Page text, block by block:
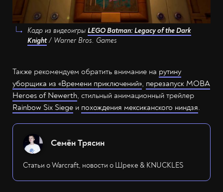
Кадр из видеоигры LEGO Batman: Legacy of the Dark
Knight/ Warner Bros. Games
Также рекомендуем обратить внимание на рутину
уборщика из «Времени приключений», перезапуск MOBA
Heroes of Newerth, стильный анимационный трейлер
Rainbow Six Siege и похождения мексиканского ниндзя.
Семён Трясин
Статьи о Warcraft, новости о Шреке & KNUCKLES